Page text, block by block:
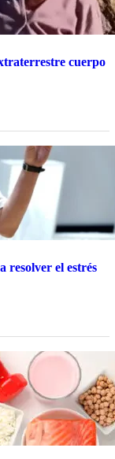
cuerpo
resolver el estrés